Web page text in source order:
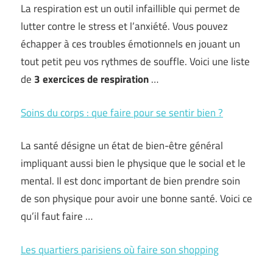
La respiration est un outil infaillible qui permet de
lutter contre le stress et l’anxiété. Vous pouvez
échapper à ces troubles émotionnels en jouant un
tout petit peu vos rythmes de souffle. Voici une liste
de 3 exercices de respiration…
Soins du corps : que faire pour se sentir bien ?
La santé désigne un état de bien-être général
impliquant aussi bien le physique que le social et le
mental. Il est donc important de bien prendre soin
de son physique pour avoir une bonne santé. Voici ce
qu’il faut faire …
Les quartiers parisiens où faire son shopping